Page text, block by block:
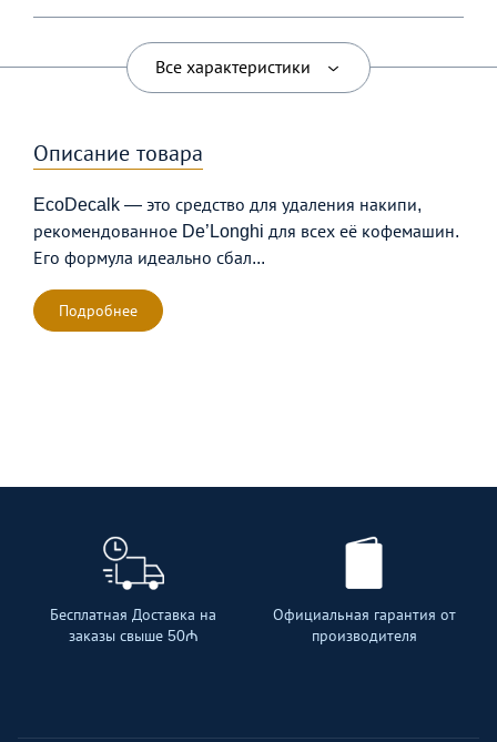
Технические характеристики
Все характеристики
Описание товара
EcoDecalk — это средство для удаления накипи,
рекомендованное De’Longhi для всех её кофемашин.
Его формула идеально сбал...
Подробнее
Бесплатная Доставка на
заказы свыше 50₼
Официальная гарантия от
производителя